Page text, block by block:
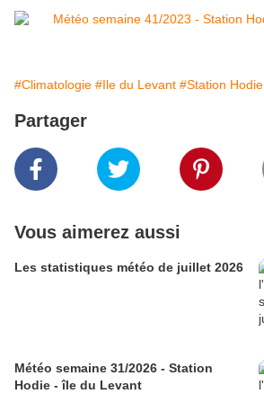
#Climatologie #Ile du Levant #Station Hodie
Partager
Vous aimerez aussi
Les statistiques météo de juillet 2026
Météo semaine 31/2026 - Station
Hodie - île du Levant